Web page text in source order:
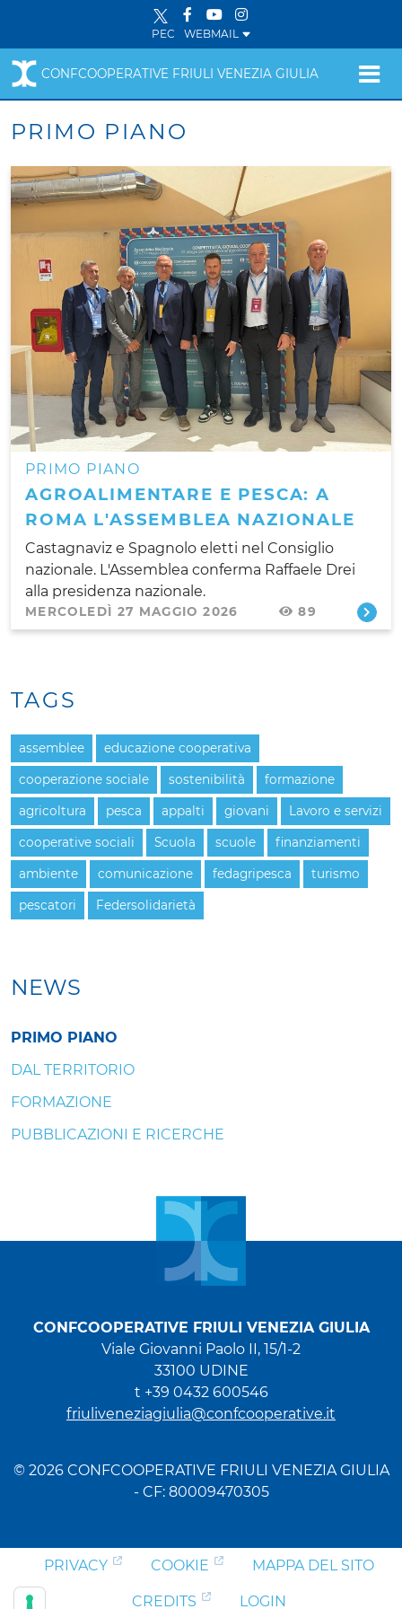
PEC WEBMAIL
CONFCOOPERATIVE FRIULI VENEZIA GIULIA
PRIMO PIANO
PRIMO PIANO
AGROALIMENTARE E PESCA: A
ROMA L'ASSEMBLEA NAZIONALE
Castagnaviz e Spagnolo eletti nel Consiglio
nazionale. L'Assemblea conferma Raffaele Drei
alla presidenza nazionale.
MERCOLEDÌ 27 MAGGIO 2026 89
NEWS
PRIMO PIANO
DAL TERRITORIO
FORMAZIONE
PUBBLICAZIONI E RICERCHE
TAGS
assemblee educazione cooperativa
cooperazione sociale sostenibilità formazione
agricoltura pesca appalti giovani Lavoro e servizi
cooperative sociali Scuola scuole finanziamenti
ambiente comunicazione fedagripesca turismo
pescatori Federsolidarietà
CONFCOOPERATIVE FRIULI VENEZIA GIULIA
Viale Giovanni Paolo II, 15/1-2
33100 UDINE
t +39 0432 600546
friuliveneziagiulia@confcooperative.it
© 2026 CONFCOOPERATIVE FRIULI VENEZIA GIULIA
- CF: 80009470305
PRIVACY COOKIE MAPPA DEL SITO
CREDITS LOGIN